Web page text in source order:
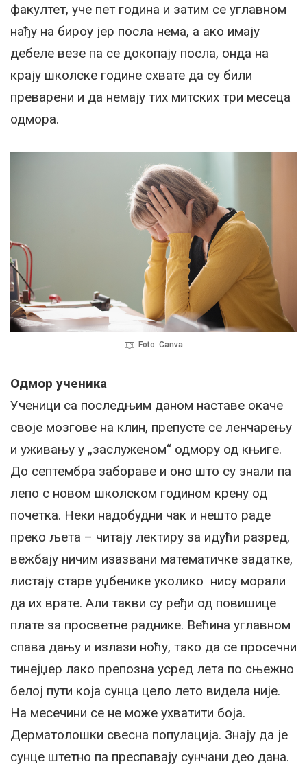
факултет, уче пет година и затим се углавном
нађу на бироу јер посла нема, а ако имају
дебеле везе па се докопају посла, онда на
крају школске године схвате да су били
преварени и да немају тих митских три месеца
одмора.
Foto: Canva
Одмор ученика
Ученици са последњим даном наставе окаче
своје мозгове на клин, препусте се ленчарењу
и уживању у „заслуженом“ одмору од књиге.
До септембра забораве и оно што су знали па
лепо с новом школском годином крену од
почетка. Неки надобудни чак и нешто раде
преко љета – читају лектиру за идући разред,
вежбају ничим изазвани математичке задатке,
листају старе уџбенике уколико нису морали
да их врате. Али такви су ређи од повишице
плате за просветне раднике. Већина углавном
спава дању и излази ноћу, тако да се просечни
тинејџер лако препозна усред лета по сњежно
белој пути која сунца цело лето видела није.
На месечини се не може ухватити боја.
Дерматолошки свесна популација. Знају да је
сунце штетно па преспавају сунчани део дана.